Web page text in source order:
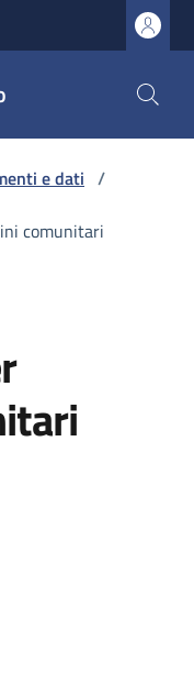
e dati /
comunitari